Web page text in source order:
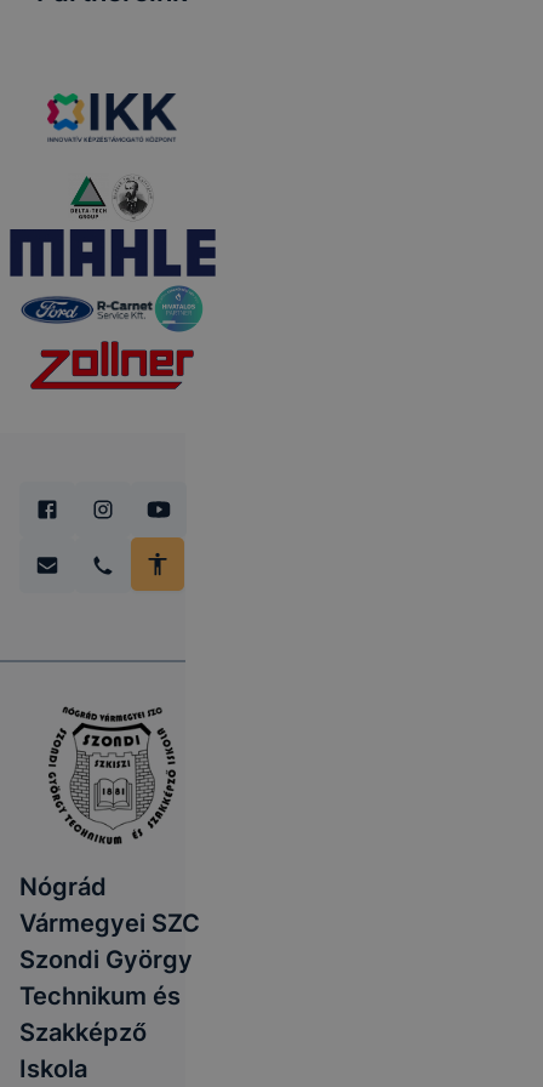
Nógrád
Vármegyei SZC
Szondi György
Technikum és
Szakképző
Iskola